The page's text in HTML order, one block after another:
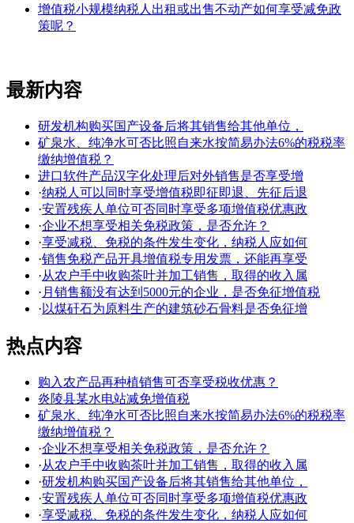
增值税小规模纳税人出租或出售不动产如何享受减免政
策呢？
最新内容
研发机构购买国产设备后将其销售给其他单位，
矿泉水、纯净水可否比照自来水按简易办法6%的税税率
缴纳增值税？
进口软件产品汉字化处理后对外销售是否享受增
·纳税人可以同时享受增值税即征即退、先征后退
·安置残疾人单位可否同时享受多项增值税优惠政
·企业不想享受相关免税政策，是否允许？
·享受减税、免税的条件发生变化，纳税人应如何
·销售免税产品开具增值税专用发票，还能再享受
·从农户手中收购茶叶并加工销售，取得的收入属
· 月销售额没有达到5000元的企业，是否免征增值税
· 以煤矸石为原料生产的建筑砂石骨料是否免征增
热点内容
购入农产品再种植销售可否享受税收优惠？
炎陵县某水电站减免增值税
矿泉水、纯净水可否比照自来水按简易办法6%的税税率
缴纳增值税？
·企业不想享受相关免税政策，是否允许？
·从农户手中收购茶叶并加工销售，取得的收入属
·研发机构购买国产设备后将其销售给其他单位，
·安置残疾人单位可否同时享受多项增值税优惠政
·享受减税、免税的条件发生变化，纳税人应如何